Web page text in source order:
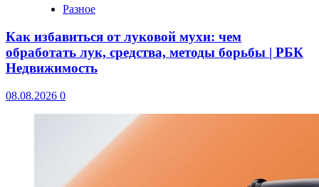
Разное
Как избавиться от луковой мухи: чем
обработать лук, средства, методы борьбы | РБК
Недвижимость
08.08.2026 0